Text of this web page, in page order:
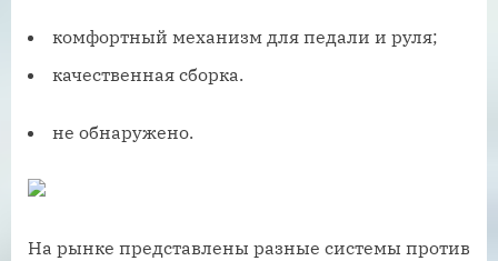
комфортный механизм для педали и руля;
качественная сборка.
не обнаружено.
На рынке представлены разные системы против